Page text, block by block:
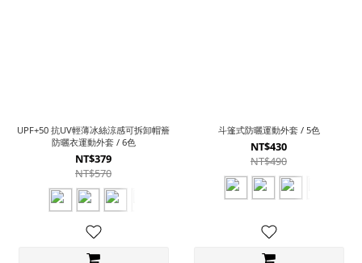
UPF+50 抗UV輕薄冰絲涼感可拆卸帽簷
防曬衣運動外套 / 6色
NT$379
NT$570
斗篷式防曬運動外套 / 5色
NT$430
NT$490